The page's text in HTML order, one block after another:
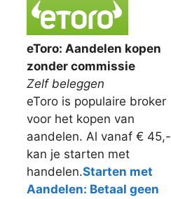
eToro: Aandelen kopen
zonder commissie
Zelf beleggen
eToro is populaire broker
voor het kopen van
aandelen. Al vanaf € 45,-
kan je starten met
handelen.Starten met
Aandelen: Betaal geen